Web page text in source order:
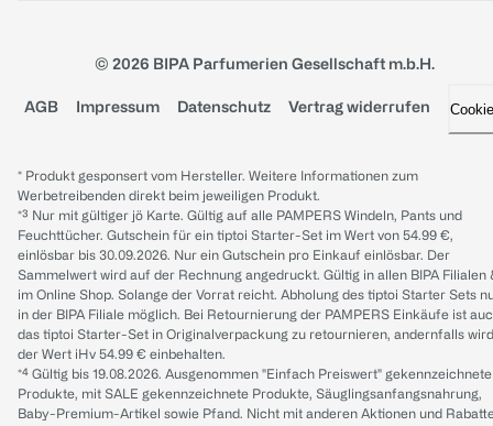
© 2026 BIPA Parfumerien Gesellschaft m.b.H.
AGB Impressum Datenschutz Vertrag widerrufen
* Produkt gesponsert vom Hersteller. Weitere Informationen zum
Werbetreibenden direkt beim jeweiligen Produkt.
*³ Nur mit gültiger jö Karte. Gültig auf alle PAMPERS Windeln, Pants und
Feuchttücher. Gutschein für ein tiptoi Starter-Set im Wert von 54.99 €,
einlösbar bis 30.09.2026. Nur ein Gutschein pro Einkauf einlösbar. Der
Sammelwert wird auf der Rechnung angedruckt. Gültig in allen BIPA Filialen
im Online Shop. Solange der Vorrat reicht. Abholung des tiptoi Starter Sets
in der BIPA Filiale möglich. Bei Retournierung der PAMPERS Einkäufe ist
das tiptoi Starter-Set in Originalverpackung zu retournieren, andernfalls wird
der Wert iHv 54.99 € einbehalten.
*⁴ Gültig bis 19.08.2026. Ausgenommen "Einfach Preiswert" gekennzeichnete
Produkte, mit SALE gekennzeichnete Produkte, Säuglingsanfangsnahrung,
Baby-Premium-Artikel sowie Pfand. Nicht mit anderen Aktionen und